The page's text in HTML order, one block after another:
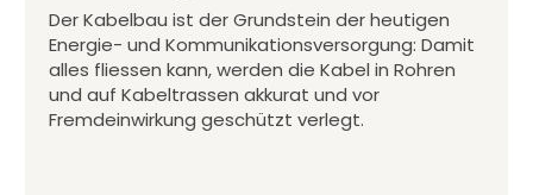
Der Kabelbau ist der Grundstein der heutigen
Energie- und Kommunikationsversorgung: Damit
alles fliessen kann, werden die Kabel in Rohren
und auf Kabeltrassen akkurat und vor
Fremdeinwirkung geschützt verlegt.